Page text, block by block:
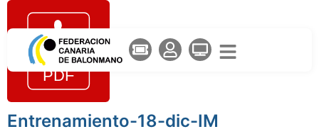
Entrenamiento-18-dic-IM